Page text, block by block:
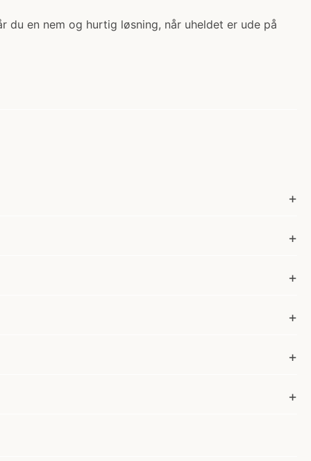
du en nem og hurtig løsning, når uheldet er ude på